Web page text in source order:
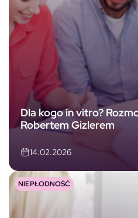
Dla kogo in vitro?
Robertem Gizlerem
14.02.2026
NIEPŁODNOŚĆ